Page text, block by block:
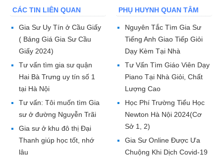
CÁC TIN LIÊN QUAN
Gia Sư Uy Tín ở Cầu Giấy
( Bảng Giá Gia Sư Cầu
Giấy 2024)
Tư vấn tìm gia sư quận
Hai Bà Trưng uy tín số 1
tại Hà Nội
Tư vấn: Tôi muốn tìm Gia
sư ở đường Nguyễn Trãi
Gia sư ở khu đô thị Đại
Thanh giúp học tốt, nhớ
lâu
PHỤ HUYNH QUAN TÂM
Nguyên Tắc Tìm Gia Sư
Tiếng Anh Giao Tiếp Giỏi
Dạy Kèm Tại Nhà
Tư Vấn Tìm Giáo Viên Dạy
Piano Tại Nhà Giỏi, Chất
Lượng Cao
Học Phí Trường Tiểu Học
Newton Hà Nội 2024(Cơ
Sở 1, 2)
Gia Sư Online Được Ưa
Chuộng Khi Dịch Covid-19